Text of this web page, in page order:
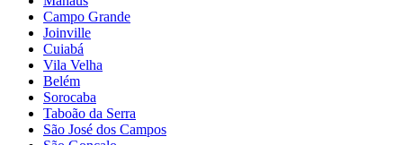
Campo Grande
Joinville
Cuiabá
Vila Velha
Belém
Sorocaba
Taboão da Serra
São José dos Campos